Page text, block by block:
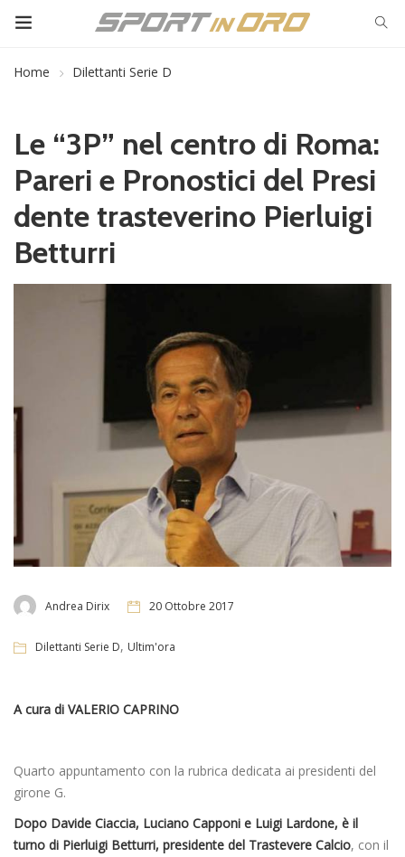
Home Dilettanti Serie D
Le “3P” nel centro di Roma:
Pareri e Pronostici del Presi
dente trasteverino Pierluigi
Betturri
Andrea Dirix 20 Ottobre 2017
Dilettanti Serie D, Ultim'ora
A cura di VALERIO CAPRINO
Quarto appuntamento con la rubrica dedicata ai presidenti del
girone G.
Dopo Davide Ciaccia, Luciano Capponi e Luigi Lardone, è il
turno di Pierluigi Betturri, presidente del Trastevere Calcio, con il